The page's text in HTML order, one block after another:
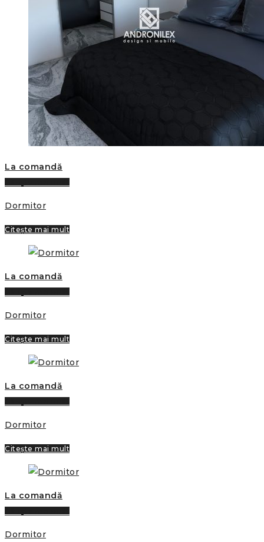
La comandă
Dormitor
Citește mai mult
La comandă
Dormitor
Citește mai mult
La comandă
Dormitor
Citește mai mult
La comandă
Dormitor